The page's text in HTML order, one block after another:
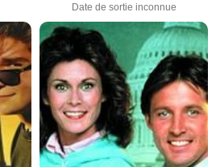
Date de sortie inconnue